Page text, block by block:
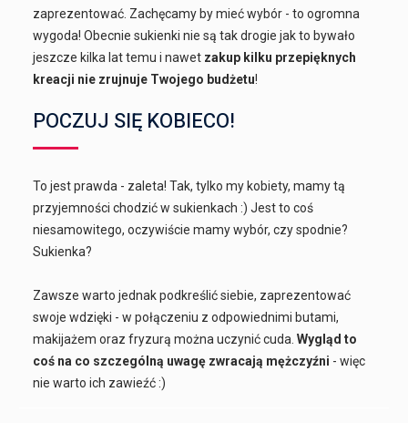
zaprezentować. Zachęcamy by mieć wybór - to ogromna
wygoda! Obecnie sukienki nie są tak drogie jak to bywało
jeszcze kilka lat temu i nawet zakup kilku przepięknych
kreacji nie zrujnuje Twojego budżetu!
POCZUJ SIĘ KOBIECO!
To jest prawda - zaleta! Tak, tylko my kobiety, mamy tą
przyjemności chodzić w sukienkach :) Jest to coś
niesamowitego, oczywiście mamy wybór, czy spodnie?
Sukienka?
Zawsze warto jednak podkreślić siebie, zaprezentować
swoje wdzięki - w połączeniu z odpowiednimi butami,
makijażem oraz fryzurą można uczynić cuda.Wygląd to
coś na co szczególną uwagę zwracają mężczyźni - więc
nie warto ich zawieźć :)